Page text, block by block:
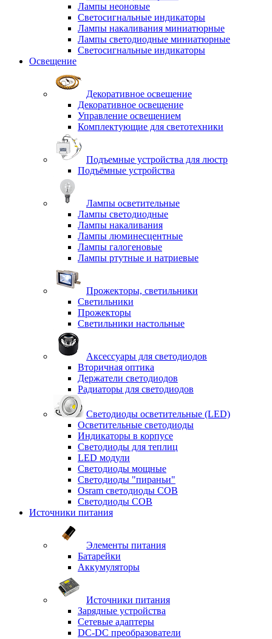
Лампы неоновые
Светосигнальные индикаторы
Лампы накаливания миниатюрные
Лампы светодиодные миниатюрные
Светосигнальные индикаторы
Освещение
Декоративное освещение
Декоративное освещение
Управление освещением
Комплектующие для светотехники
Подъемные устройства для люстр
Подъёмные устройства
Лампы осветительные
Лампы светодиодные
Лампы накаливания
Лампы люминесцентные
Лампы галогеновые
Лампы ртутные и натриевые
Прожекторы, светильники
Светильники
Прожекторы
Светильники настольные
Аксессуары для светодиодов
Вторичная оптика
Держатели светодиодов
Радиаторы для светодиодов
Светодиоды осветительные (LED)
Осветительные светодиоды
Индикаторы в корпусе
Светодиоды для теплиц
LED модули
Светодиоды мощные
Светодиоды "пираньи"
Osram светодиоды COB
Светодиоды COB
Источники питания
Элементы питания
Батарейки
Аккумуляторы
Источники питания
Зарядные устройства
Сетевые адаптеры
DC-DC преобразователи